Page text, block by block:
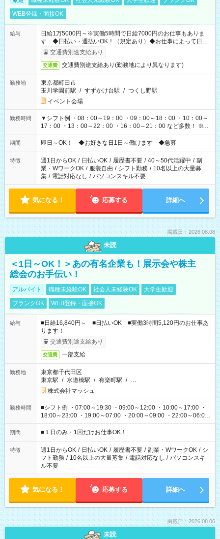
WEB登録・面接OK
給与
日給1万5000円～※実働5時間で日給7000円のお仕事もありま
す ◆日払い・週払いOK！（規定あり）◆お仕事によって日給
も異なります
交通費別途支給あり
交通費 交通費別途支給あり(勤務地により異なります)
勤務地
東京都町田市
玉川学園前駅 / すずかけ台駅 / つくし野駅
イベント会場
勤務時間
▼シフト例 ・08：00～19：00 ・09：00～18：00 ・10：00～
17：00 ・13：00～22：00 ・16：00～21：00 など多数！ ※お
仕事により勤務時間が異なります
期間 即日～OK！ ◆お好きな日1日～働けます ◆急募
特徴 週1日からOK / 日払いOK / 履歴書不要 / 40～50代活躍中 / 副
業・WワークOK / 服装自由 / シフト勤務 / 10名以上の大量募
集 / 電話対応なし / パソコンスキル不要
気になる！ 応募する 詳細へ
掲載日：2026.08.08
未読
＜1日～OK！＞あの有名企業も！展示会や株主
総会のお手伝い！
アルバイト 職種未経験OK 社会人未経験OK
大学生歓迎
ブランクOK
WEB登録・面接OK
給与
■日給16,840円～ ■日払いOK ■実働3時間5,120円のお仕事あ
ります！
交通費別途支給あり
交通費 一部支給
勤務地
東京都千代田区
東京駅 / 水道橋駅 / 有楽町駅 / …
株式会社マッシュ
勤務時間
■シフト例 ・07:00～19:30 ・09:00～12:00 ・10:00～17:00 ・
18:00～23:00 ・19:00～07:00 ・20:00～09:00 ・22:00～06:00
etc ★最短で3時間で5,120円のお仕事から 15時間で2万円近く稼
げるお仕事も！ ご希望のお時間に合わせてご紹介！ ※シフトは
ください！
期間 ■１日のみ・1回だけお仕事OK！
特徴 週1日からOK / 日払いOK / 履歴書不要 / 副業・WワークOK / シ
フト勤務 / 10名以上の大量募集 / 電話対応なし / パソコンスキ
ル不要
気になる！ 応募する 詳細へ
掲載日：2026.08.06
未読